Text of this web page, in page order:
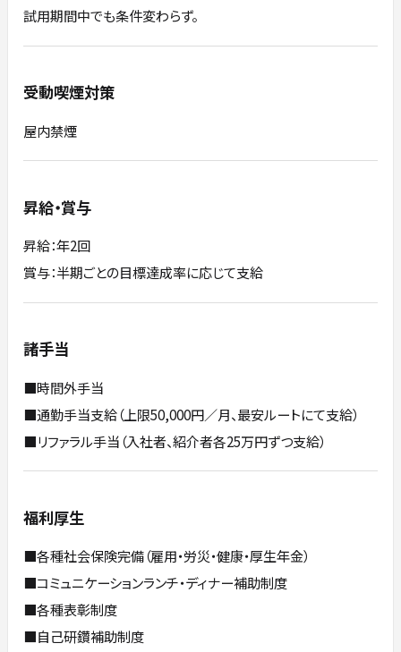
試用期間中でも条件変わらず。
受動喫煙対策
屋内禁煙
昇給・賞与
昇給：年2回
賞与：半期ごとの目標達成率に応じて支給
諸手当
■時間外手当
■通勤手当支給（上限50,000円／月、最安ルートにて支給）
■リファラル手当（入社者、紹介者各25万円ずつ支給）
福利厚生
■各種社会保険完備（雇用・労災・健康・厚生年金）
■コミュニケーションランチ・ディナー補助制度
■各種表彰制度
■自己研鑽補助制度